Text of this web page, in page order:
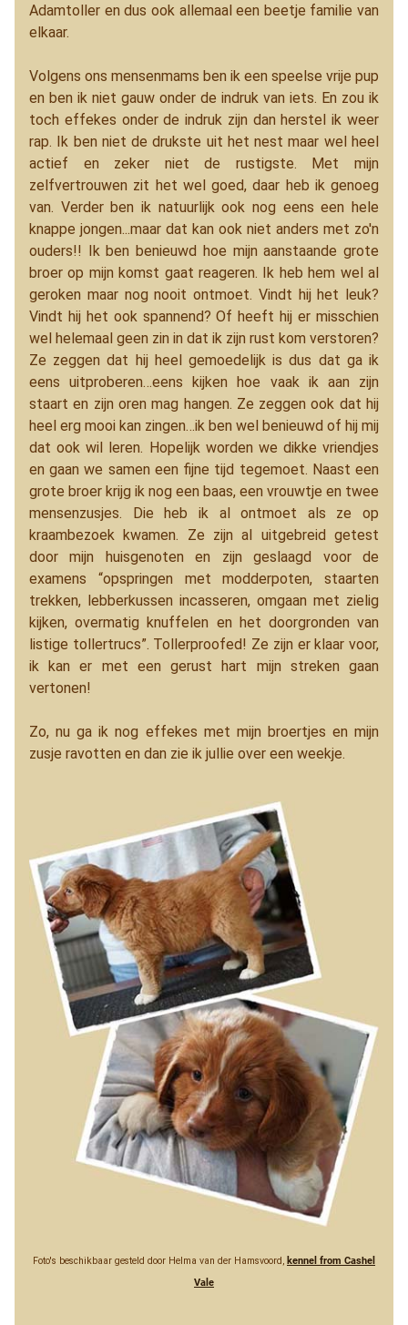
Adamtoller en dus ook allemaal een beetje familie van
elkaar.
Volgens ons mensenmams ben ik een speelse vrije pup
en ben ik niet gauw onder de indruk van iets. En zou ik
toch effekes onder de indruk zijn dan herstel ik weer
rap. Ik ben niet de drukste uit het nest maar wel heel
actief en zeker niet de rustigste. Met mijn
zelfvertrouwen zit het wel goed, daar heb ik genoeg
van. Verder ben ik natuurlijk ook nog eens een hele
knappe jongen...maar dat kan ook niet anders met zo'n
ouders!! Ik ben benieuwd hoe mijn aanstaande grote
broer op mijn komst gaat reageren. Ik heb hem wel al
geroken maar nog nooit ontmoet. Vindt hij het leuk?
Vindt hij het ook spannend? Of heeft hij er misschien
wel helemaal geen zin in dat ik zijn rust kom verstoren?
Ze zeggen dat hij heel gemoedelijk is dus dat ga ik
eens uitproberen…eens kijken hoe vaak ik aan zijn
staart en zijn oren mag hangen. Ze zeggen ook dat hij
heel erg mooi kan zingen…ik ben wel benieuwd of hij mij
dat ook wil leren. Hopelijk worden we dikke vriendjes
en gaan we samen een fijne tijd tegemoet. Naast een
grote broer krijg ik nog een baas, een vrouwtje en twee
mensenzusjes. Die heb ik al ontmoet als ze op
kraambezoek kwamen. Ze zijn al uitgebreid getest
door mijn huisgenoten en zijn geslaagd voor de
examens “opspringen met modderpoten, staarten
trekken, lebberkussen incasseren, omgaan met zielig
kijken, overmatig knuffelen en het doorgronden van
listige tollertrucs”. Tollerproofed! Ze zijn er klaar voor,
ik kan er met een gerust hart mijn streken gaan
vertonen!
Zo, nu ga ik nog effekes met mijn broertjes en mijn
zusje ravotten en dan zie ik jullie over een weekje.
Foto's beschikbaar gesteld door Helma van der Hamsvoord, kennel from Cashel
Vale